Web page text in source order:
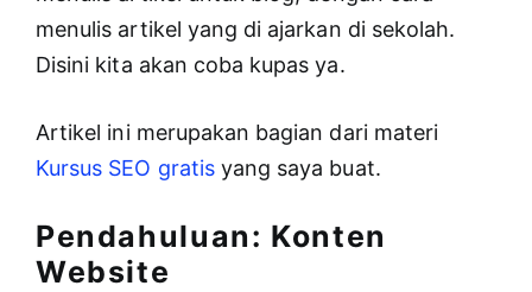
menulis artikel yang di ajarkan di sekolah.
Disini kita akan coba kupas ya.
Artikel ini merupakan bagian dari materi
Kursus SEO gratisyang saya buat.
Pendahuluan: Konten
Website